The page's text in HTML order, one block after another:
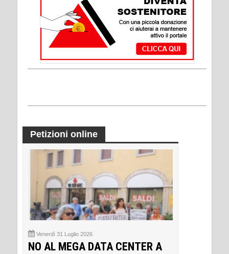
Petizioni online
Venerdì 31 Luglio 2026
NO AL MEGA DATA CENTER A